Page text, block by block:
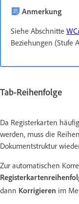
Anmerkung
Siehe Abschnitte
Beziehungen (Stufe
Tab-Reihenfolge
Da Registerkarten
werden, muss die
Dokumentstruktur
Zur automatischen
dann Korrigieren im